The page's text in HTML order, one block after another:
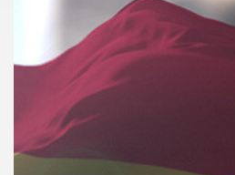
เพล
ของ